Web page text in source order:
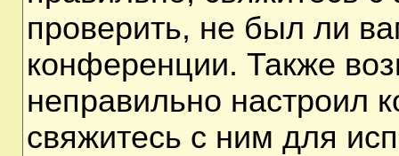
проверить, не был ли
конференции. Также
неправильно настроил
свяжитесь с ним для